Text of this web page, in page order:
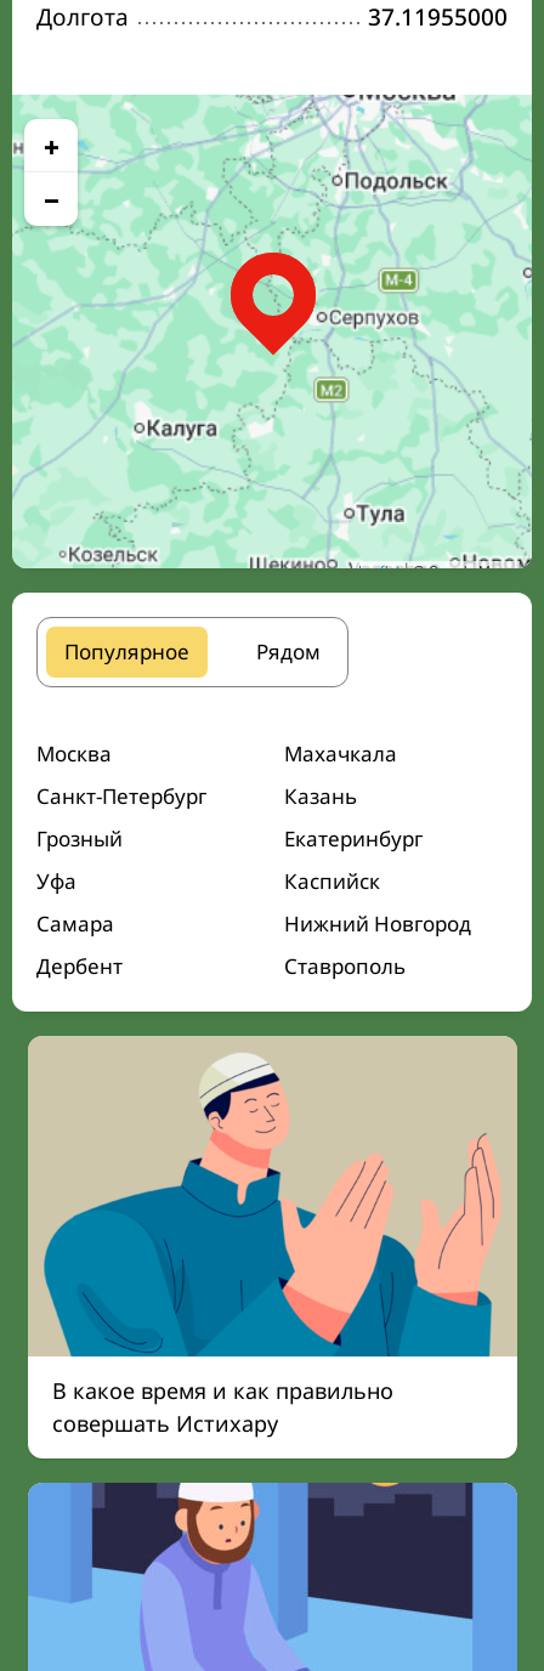
Долгота
37.11955000
+
−
Leaflet| © Google Maps
Популярное Рядом
Москва
Махачкала
Санкт-Петербург
Казань
Грозный
Екатеринбург
Уфа
Каспийск
Самара
Нижний Новгород
Дербент
Ставрополь
В какое время и как правильно
совершать Истихару